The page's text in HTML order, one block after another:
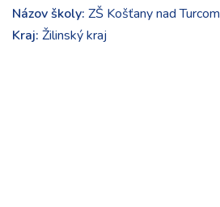
Názov školy: ZŠ Košťany nad Turcom
Kraj: Žilinský kraj